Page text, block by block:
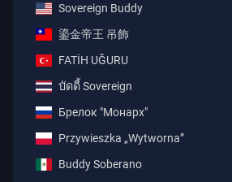
Sovereign Buddy
鎏金帝王 吊飾
FATİH UĞURU
บัดดี้ Sovereign
Брелок "Монарх"
Przywieszka „Wytworna”
Buddy Soberano